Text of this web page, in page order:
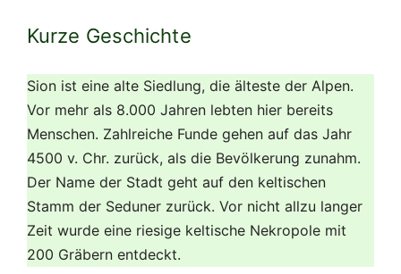
Kurze Geschichte
Sion ist eine alte Siedlung, die älteste der Alpen.
Vor mehr als 8.000 Jahren lebten hier bereits
Menschen. Zahlreiche Funde gehen auf das Jahr
4500 v. Chr. zurück, als die Bevölkerung zunahm.
Der Name der Stadt geht auf den keltischen
Stamm der Seduner zurück. Vor nicht allzu langer
Zeit wurde eine riesige keltische Nekropole mit
200 Gräbern entdeckt.